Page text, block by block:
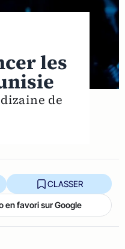
les
de
CLASSER
en favori sur Google